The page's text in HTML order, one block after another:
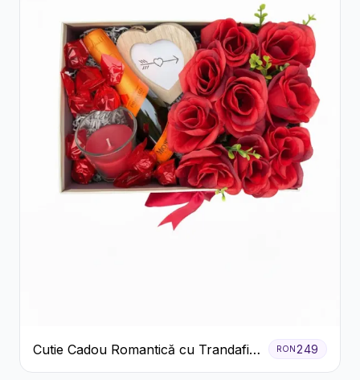
Cutie Cadou Romantică cu Trandafiri
Șampanie și Lumânare
RON 249